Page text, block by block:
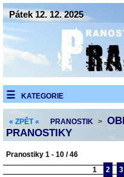
Pátek 12. 12. 2025
KATEGORIE
« ZPĚT « PRANOSTIK >
PRANOSTIKY
Pranostiky 1 - 10 / 46
1
2 3